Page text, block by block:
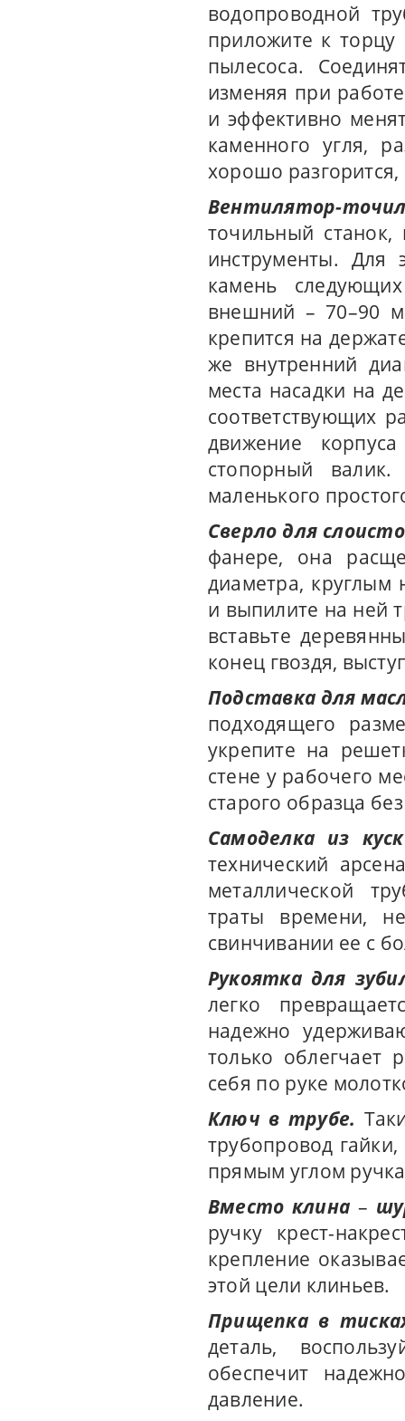
водопроводной
приложите к
пылесоса.
изменяя при
и эффективно
каменного угля,
хорошо
Вентилятор-
точильный
инструменты. Для
камень
внешний – 70–90
крепится на
же внутренний
места насадки на
соответствующих
движение
стопорный
маленького
Сверло для
фанере, она
диаметра, круглым
и выпилите на ней
вставьте
конец гвоздя,
Подставка для
подходящего
укрепите на
стене у рабочего
старого образца
Самоделка из
технический
металлической
траты времени,
свинчивании ее с
Рукоятка для
легко
надежно
только облегчает
себя по руке
Ключ в трубе.
трубопровод
прямым углом
Вместо клина –
ручку крест-
крепление
этой цели клиньев.
Прищепка в
деталь,
обеспечит
давление.